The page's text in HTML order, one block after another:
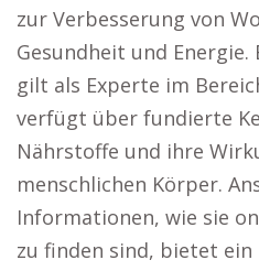
zur Verbesserung von
Gesundheit und
gilt als Experte im
verfügt über fundierte
Nährstoffe und ihre
menschlichen Körper.
Informationen, wie sie
zu finden sind, bietet